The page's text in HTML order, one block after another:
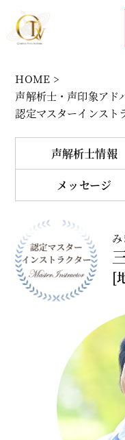
HOME >
声解析士・声印象アド
認定マスターインスト
声解析士情報
メッセージ
[